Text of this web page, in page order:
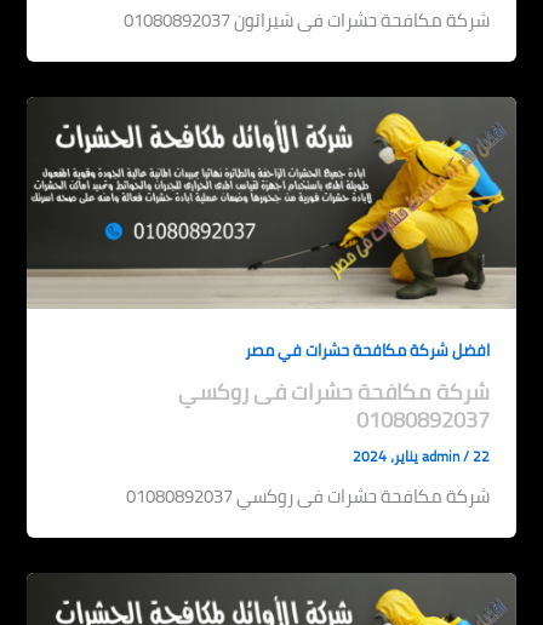
شركة مكافحة حشرات فى شيراتون 01080892037
افضل شركة مكافحة حشرات في مصر
شركة مكافحة حشرات فى روكسي
01080892037
admin/22 يناير، 2024
شركة مكافحة حشرات فى روكسي 01080892037